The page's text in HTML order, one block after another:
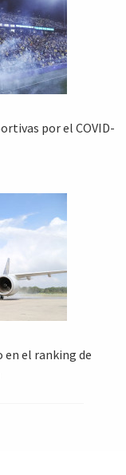
por el COVID-
en el ranking de